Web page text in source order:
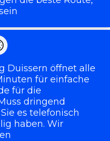
Duissern öffnet alle
für einfache
für die
dringend
es telefonisch
haben. Wir